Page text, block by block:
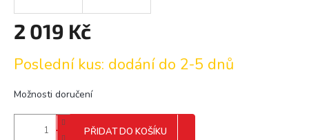
2 019 Kč
cena:
Poslední kus: dodání do 2-5 dnů
Možnosti doručení
PŘIDAT DO KOŠÍKU